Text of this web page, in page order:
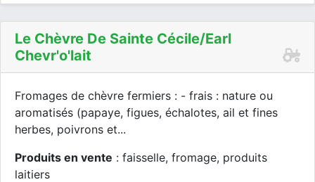
Le Chèvre De Sainte Cécile/earl
Chevr'o'lait
Fromages de chèvre fermiers : - frais : nature ou
aromatisés (papaye, figues, échalotes, ail et fines
herbes, poivrons et...
Produits en vente : faisselle, fromage, produits
laitiers